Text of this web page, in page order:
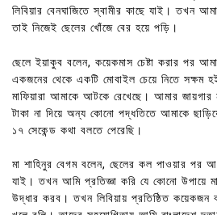
লিবিয়ার বেনঘাজিতে স্বামীর কাছে যাই। তখন
তাই নিজেই ছেলের খোঁজে বের হয়ে পড়ি।
ছেলে ইয়াকুব বলেন, কয়েকমাস চেষ্টা করার পর
একজনের থেকে একটি মোবাইল চেয়ে নিতে সক্ষম
মাফিয়ারা আমাকে আটকে রেখেছে। আমার জায়গার
টাকা না দিয়ে অন্য কোনো পদ্ধতিতে আমাকে
১৭ সেকেন্ড কথা বলতে পেরেছি।
মা শাহিনুর বেগম বলেন, ছেলের কল পাওয়ার পর
যাই। তখন আমি প্রতিজ্ঞা করি যে কোনো উপায়ে
উদ্ধার করব। তখন লিবিয়ায় প্রতিষ্ঠিত কয়েকজন